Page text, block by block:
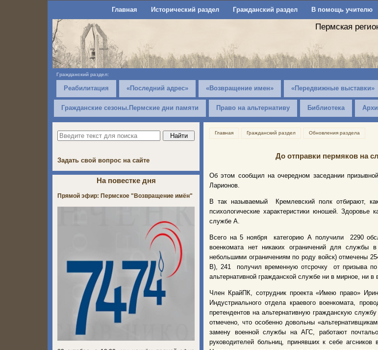
Главная Исторический раздел Гражданский раздел В помощь учителю
Пермская
Гражданский раздел:
Реабилитация «Последний адрес» «Возвращение имен» «Передвижные выставки»
Гражданские сезоны.Пермские дни памяти Право на альтернативу Библиотека
Главная Гражданский раздел Обновления раздела
До отправки пермяков на
Об этом сообщил на очередном заседании
Ларионов.
В так называемый Кремлевский полк отбирают,
психологические характеристики юношей.
службе А.
Всего на 5 ноября категорию А получили 2290
военкомата нет никаких ограничений для
небольшими ограничениям по роду войск) отмечены
В), 241 получил временную отсрочку от призыва
альтернативной гражданской службе ни в мирное, ни в
Член КрайПК, сотрудник проекта «Имею право»
Индустриального отдела краевого военкомата,
претендентов на альтернативную гражданскую
отмечено, что особенно довольны
замену военной службы на АГС, работают
руководителей больниц, принявших к себе
Задать свой вопрос на сайте
На повестке дня
Прямой эфир: Пермское "Возвращение имён"